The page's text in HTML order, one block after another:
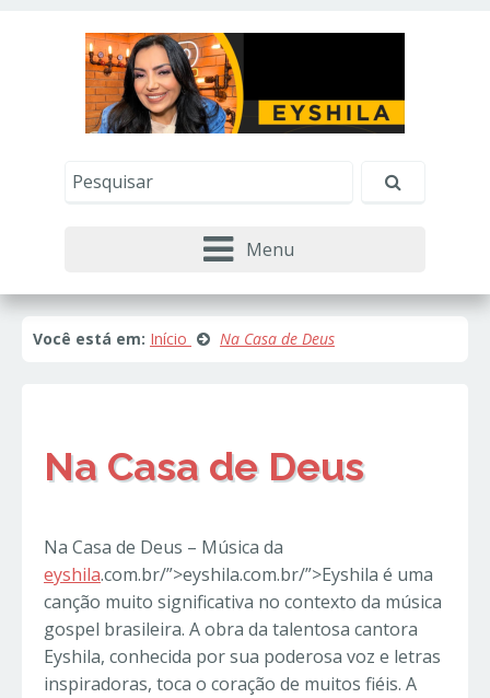
Menu
Você está em: Início Na Casa de Deus
Na Casa de Deus
Na Casa de Deus – Música da
eyshila.com.br/”>eyshila.com.br/”>Eyshila é uma
canção muito significativa no contexto da música
gospel brasileira. A obra da talentosa cantora
Eyshila, conhecida por sua poderosa voz e letras
inspiradoras, toca o coração de muitos fiéis. A
para lembrar e entender como você usa nosso
site, analisar seu uso de nossos produtos e
serviços, ajudar com nossos esforços de
marketing e fornecer conteúdo de terceiros. Leia
Política de Cookies e Privacidade.